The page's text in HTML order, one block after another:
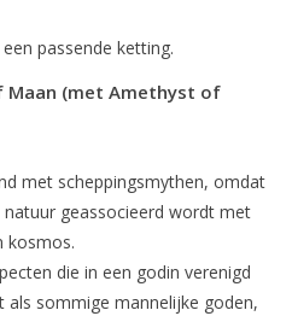
passende ketting.
Maan (met Amethyst of
met scheppingsmythen, omdat
geassocieerd wordt met
kosmos.
die in een godin verenigd
sommige mannelijke goden,